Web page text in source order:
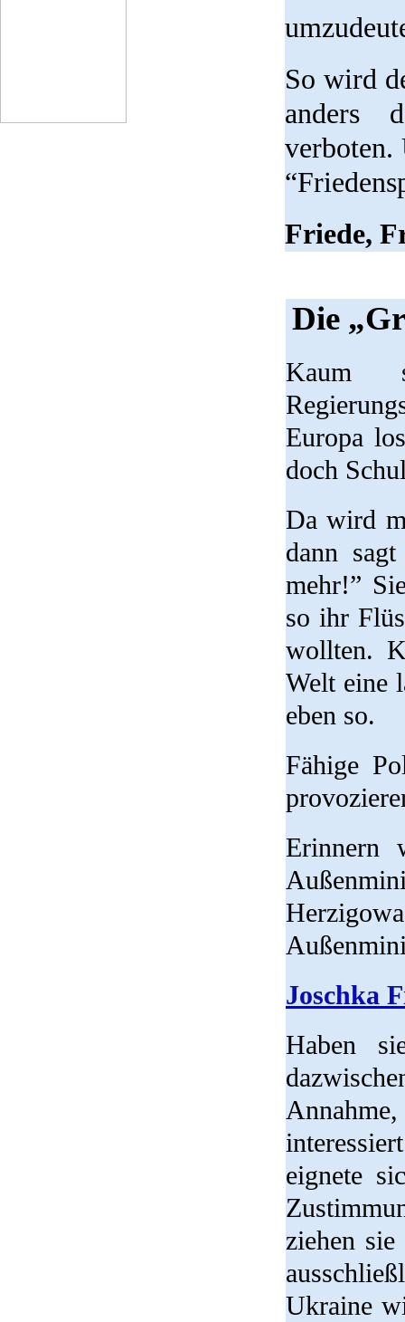
So wird
anders
verboten.
Friede,
Die
Kaum
Europa
doch
Da wird
dann
mehr!”
so ihr
wollten.
Welt eine
eben so.
Fähige
Erinnern
Joschka
Haben
eignete
ziehen
Ukraine